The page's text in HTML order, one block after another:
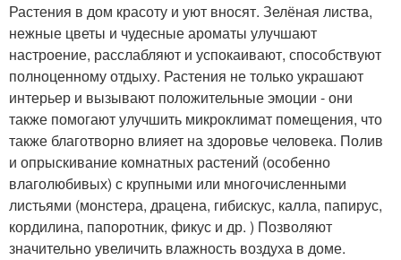
Растения в дом красоту и уют вносят. Зелёная листва,
нежные цветы и чудесные ароматы улучшают
настроение, расслабляют и успокаивают, способствуют
полноценному отдыху. Растения не только украшают
интерьер и вызывают положительные эмоции - они
также помогают улучшить микроклимат помещения, что
также благотворно влияет на здоровье человека. Полив
и опрыскивание комнатных растений (особенно
влаголюбивых) с крупными или многочисленными
листьями (монстера, драцена, гибискус, калла, папирус,
кордилина, папоротник, фикус и др. ) Позволяют
значительно увеличить влажность воздуха в доме.